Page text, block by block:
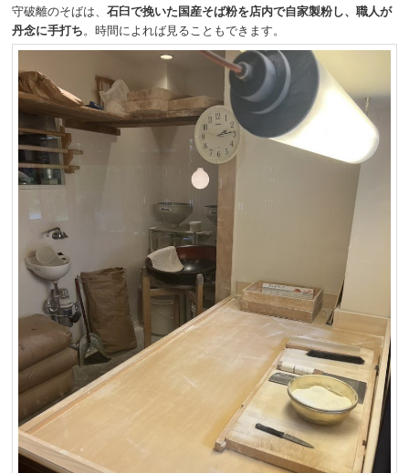
守破離のそばは、石臼で挽いた国産そば粉を店内で自家製粉し、職人が
丹念に手打ち。時間によれば見ることもできます。